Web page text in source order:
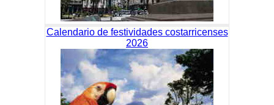
Calendario de festividades costarricenses
2026